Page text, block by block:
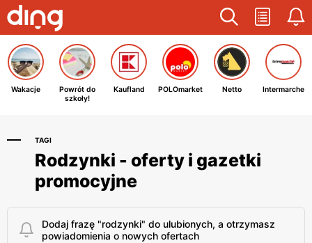
Wakacje
Powrót do
szkoły!
Kaufland POLOmarket Netto Intermarche
TAGI
Rodzynki - oferty i gazetki
promocyjne
Dodaj frazę "rodzynki" do ulubionych, a otrzymasz
powiadomienia o nowych ofertach